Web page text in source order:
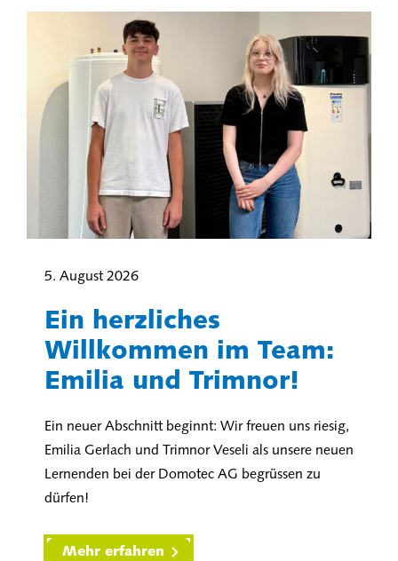
5. August 2026
Ein herzliches
Willkommen im Team:
Emilia und Trimnor!
Ein neuer Abschnitt beginnt: Wir freuen uns riesig,
Emilia Gerlach und Trimnor Veseli als unsere neuen
Lernenden bei der Domotec AG begrüssen zu
dürfen!
Mehr erfahren